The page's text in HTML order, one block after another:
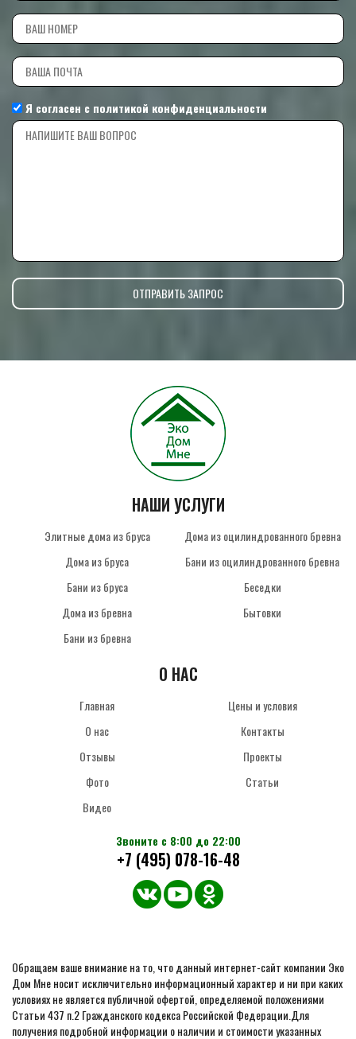
Я согласен с политикой конфиденциальности
НАШИ УСЛУГИ
Элитные дома из бруса
Дома из бруса
Бани из бруса
Дома из бревна
Бани из бревна
Дома из оцилиндрованного бревна
Бани из оцилиндрованного бревна
Беседки
Бытовки
О НАС
Главная
О нас
Отзывы
Фото
Видео
Цены и условия
Контакты
Проекты
Статьи
Звоните с 8:00 до 22:00
+7 (495) 078-16-48
Обращаем ваше внимание на то, что данный интернет-сайт компании Эко
Дом Мне носит исключительно информационный характер и ни при каких
условиях не является публичной офертой, определяемой положениями
Статьи 437 п.2 Гражданского кодекса Российской Федерации.Для
получения подробной информации о наличии и стоимости указанных